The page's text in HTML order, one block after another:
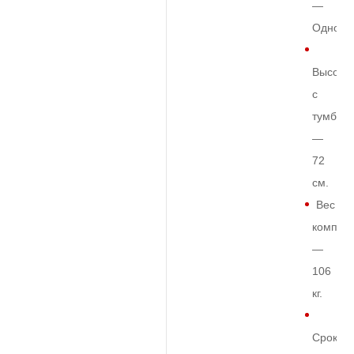
—
Высота
с
тумбой
—
72
см.
Вес
—
106
кг.
Срок